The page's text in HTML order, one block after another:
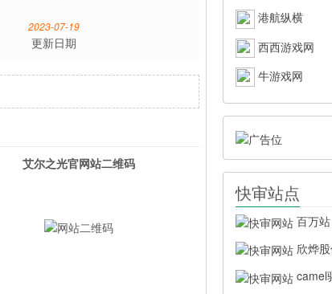
2023-07-19
更新日期
艾尔之光官网站二维码
港航纵横
西西游戏网
牛游戏网
快审站点
百万站
欣烨
camel